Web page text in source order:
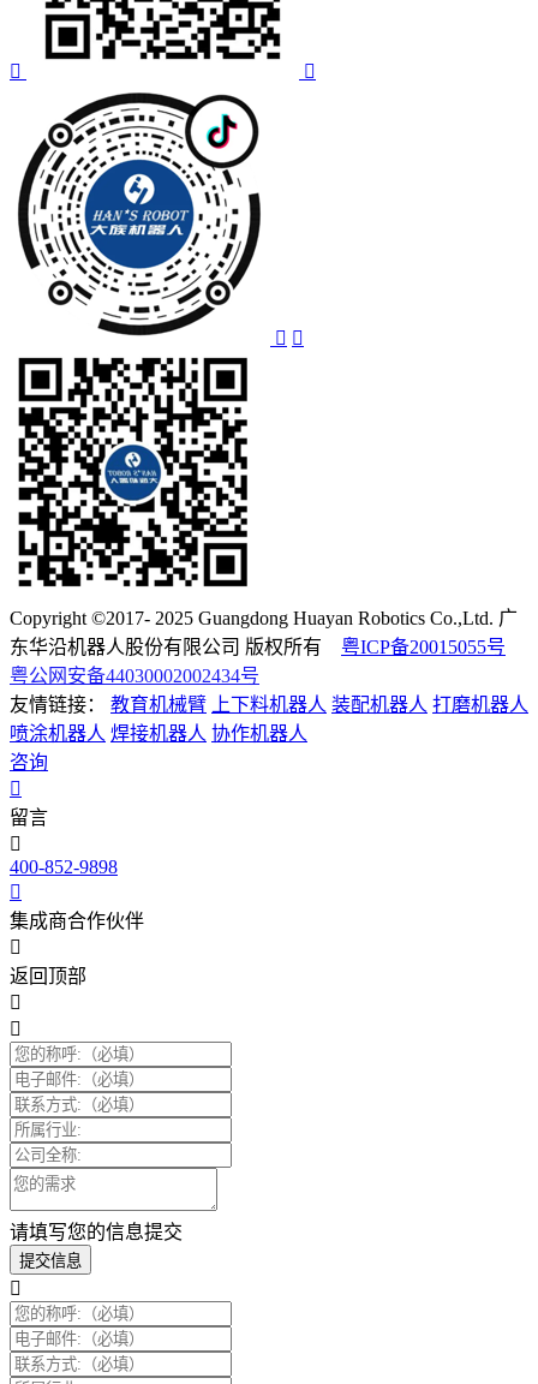
Copyright ©2017- 2025 Guangdong Huayan Robotics Co.,Ltd. 广
东华沿机器人股份有限公司 版权所有 粤ICP备20015055号
粤公网安备44030002002434号
友情链接：
教育机械臂 上下料机器人 装配机器人 打磨机器人
喷涂机器人 焊接机器人 协作机器人
咨询
留言
400-852-9898
集成商合作伙伴
返回顶部
请填写您的信息提交
提交信息